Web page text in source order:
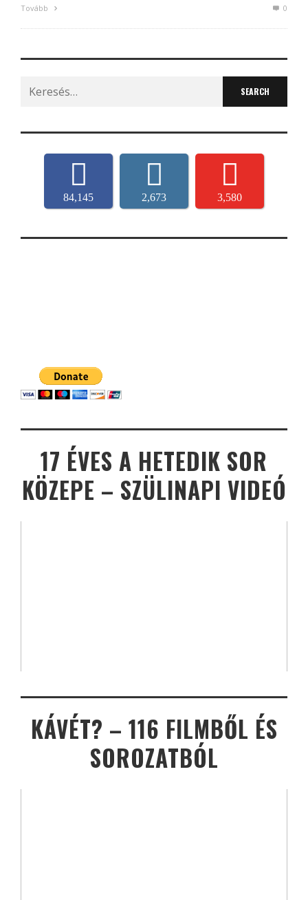
Tovább 0
Search
for:
84,145 2,673 3,580
17 ÉVES A HETEDIK SOR
KÖZEPE – SZÜLINAPI VIDEÓ
KÁVÉT? – 116 FILMBŐL ÉS
SOROZATBÓL